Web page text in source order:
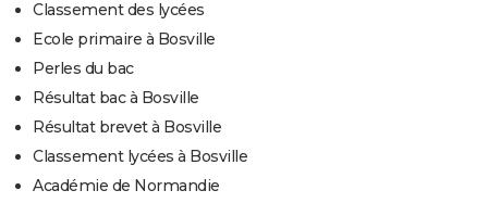
Classement des lycées
Ecole primaire à Bosville
Perles du bac
Résultat bac à Bosville
Résultat brevet à Bosville
Classement lycées à Bosville
Académie de Normandie